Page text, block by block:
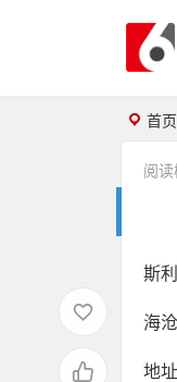
首页
阅
斯
海
地